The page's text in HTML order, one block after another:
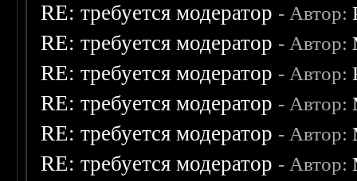
RE: требуется модератор - Автор:
RE: требуется модератор - Автор:
RE: требуется модератор - Автор:
RE: требуется модератор - Автор:
RE: требуется модератор - Автор:
RE: требуется модератор - Автор: